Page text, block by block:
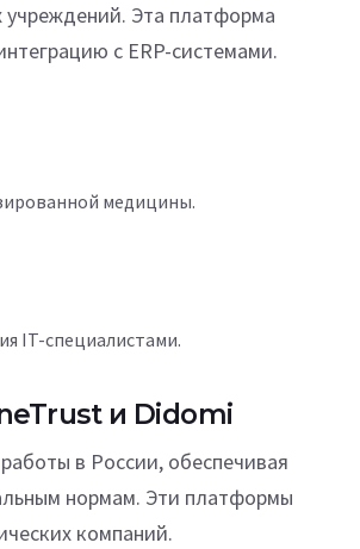
Эта платформа
с ERP-системами.
медицины.
IT-специалистами.
и Didomi
в России, обеспечивая
нормам. Эти платформы
компаний.